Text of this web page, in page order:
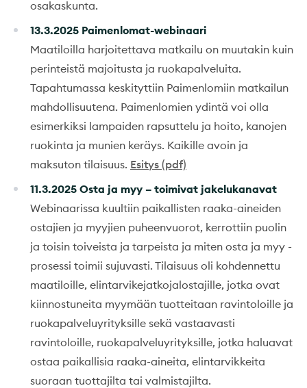
osakaskunta.
13.3.2025 Paimenlomat-webinaari
Maatiloilla harjoitettava matkailu on muutakin kuin
perinteistä majoitusta ja ruokapalveluita.
Tapahtumassa keskityttiin Paimenlomiin matkailun
mahdollisuutena. ​Paimenlomien ydintä voi olla
esimerkiksi lampaiden rapsuttelu ja hoito, kanojen
ruokinta ja munien keräys. Kaikille avoin ja
maksuton tilaisuus. Esitys (pdf)
11.3.2025 Osta ja myy – toimivat jakelukanavat
Webinaarissa kuultiin paikallisten raaka-aineiden
ostajien ja myyjien puheenvuorot, kerrottiin puolin
ja toisin toiveista ja tarpeista ja miten osta ja myy -
prosessi toimii sujuvasti. Tilaisuus oli kohdennettu
maatiloille, elintarvikejatkojalostajille, jotka ovat
kiinnostuneita myymään tuotteitaan ravintoloille ja
ruokapalveluyrityksille sekä vastaavasti
ravintoloille, ruokapalveluyrityksille, jotka haluavat
ostaa paikallisia raaka-aineita, elintarvikkeita
suoraan tuottajilta tai valmistajilta.